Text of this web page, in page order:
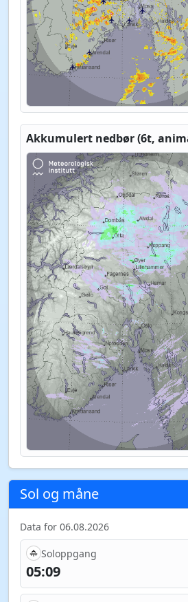
Akkumulert nedbør (6t,
Sol og måne
Data for 06.08.2026
Soloppgang
05:09